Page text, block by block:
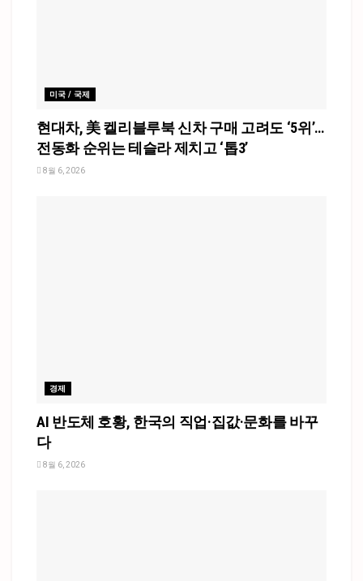
미국 / 국제
현대차, 美 켈리블루북 신차 구매 고려도 ‘5위’…
전동화 순위는 테슬라 제치고 ‘톱3’
8월 6, 2026
경제
AI 반도체 호황, 한국의 직업·집값·문화를 바꾸
다
8월 6, 2026